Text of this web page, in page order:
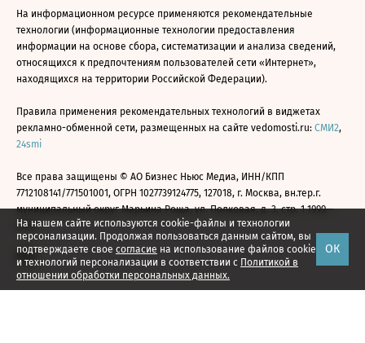
На нашем сайте используются cookie-файлы и технологии
персонализации. Продолжая пользоваться данным сайтом, вы
подтверждаете свое согласие на использование файлов cookie
и технологий персонализации в соответствии с Политикой в
отношении обработки персональных данных.
ОК
На информационном ресурсе применяются рекомендательные
технологии (информационные технологии предоставления
информации на основе сбора, систематизации и анализа сведений,
относящихся к предпочтениям пользователей сети «Интернет»,
находящихся на территории Российской Федерации).
Правила применения рекомендательных технологий в виджетах
рекламно-обменной сети, размещенных на сайте vedomosti.ru: СМИ2,
24smi
Все права защищены © АО Бизнес Ньюс Медиа, ИНН/КПП
7712108141/771501001, ОГРН 1027739124775, 127018, г. Москва, вн.тер.г.
муниципальный округ Марьина Роща, ул. Полковая, д. 3, стр. 1 1999—
2026